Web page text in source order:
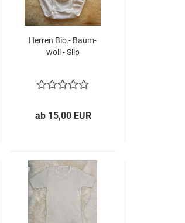
Her­ren Bio - Baum­
woll - Slip
ab 15,00 EUR